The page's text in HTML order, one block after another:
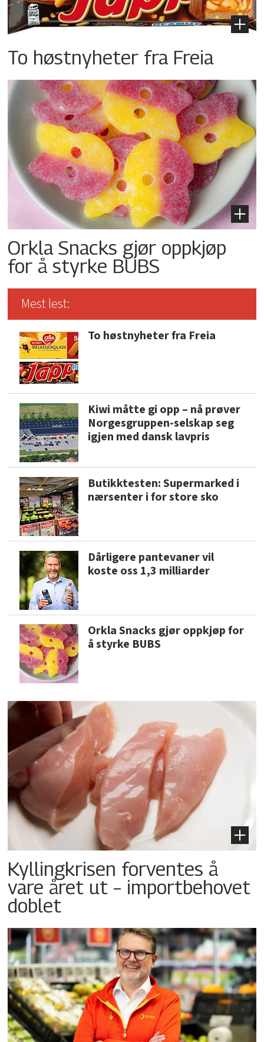
To høstnyheter fra Freia
Orkla Snacks gjør oppkjøp
for å styrke BUBS
Mest lest:
To høstnyheter fra Freia
Kiwi måtte gi opp – nå prøver
Norgesgruppen-selskap seg
igjen med dansk lavpris
Butikktesten: Supermarked i
nærsenter i for store sko
Dårligere pantevaner vil
koste oss 1,3 milliarder
Orkla Snacks gjør oppkjøp for
å styrke BUBS
Kyllingkrisen forventes å
vare året ut – importbehovet
doblet